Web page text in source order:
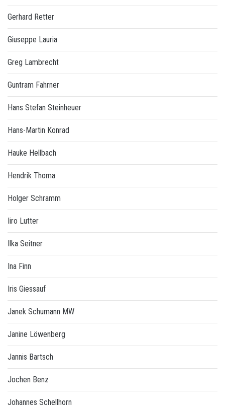
Gerhard Retter
Giuseppe Lauria
Greg Lambrecht
Guntram Fahrner
Hans Stefan Steinheuer
Hans-Martin Konrad
Hauke Hellbach
Hendrik Thoma
Holger Schramm
Iiro Lutter
Ilka Seitner
Ina Finn
Iris Giessauf
Janek Schumann MW
Janine Löwenberg
Jannis Bartsch
Jochen Benz
Johannes Schellhorn